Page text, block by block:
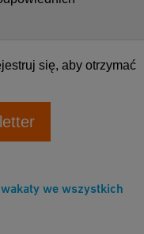
we wszystkich